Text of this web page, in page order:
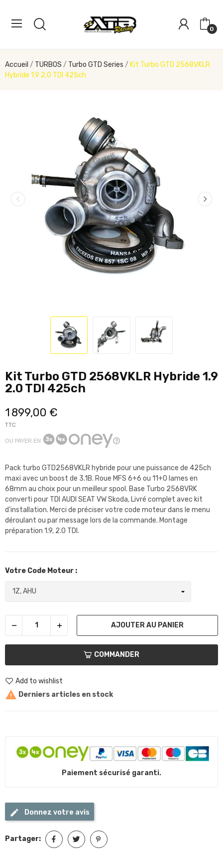
0
Accueil TURBOS Turbo GTD Series
Kit Turbo GTD 2568VKLR
Hybride 1.9 2.0 TDI 425ch
Kit Turbo GTD 2568VKLR Hybride 1.9
2.0 TDI 425ch
1 899,00 €
TTC
OU PAYER EN
Pack turbo GTD2568VKLR hybride pour une puissance de 425ch
maxi avec un boost de 3.1B. Roue MFS 6+6 ou 11+0 lames en
68mm au choix pour un meilleur spool. Base Turbo 2568VRK
converti pour TDI AUDI SEAT VW Skoda, Livré complet avec kit
d'installation. Merci de préciser votre code moteur dans le menu
déroulant ou par message lors de la commande. Montage
préparation 1.9, 2.0 TDI.
Votre Code Moteur :
AJOUTER AU PANIER
COMMANDER
Add to wishlist
 Derniers articles en stock
Paiement sécurisé garanti.
Donnez votre avis
Partager: